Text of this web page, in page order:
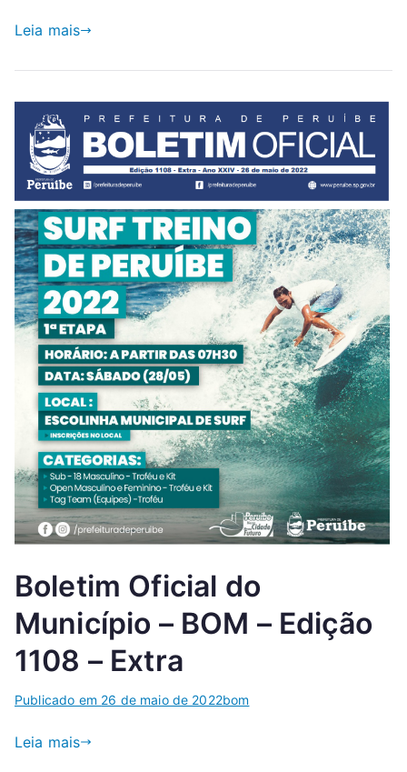
Leia mais
Boletim Oficial do
Município – BOM – Edição
1108 – Extra
Publicado em 26 de maio de 2022bom
Leia mais